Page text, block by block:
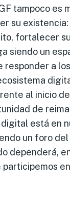
tampoco es
su
fortalecer
siendo un
responder a
al inicio
de
está en
un foro
dependerá,